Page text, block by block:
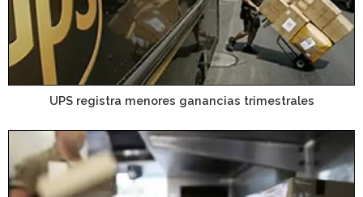
UPS registra menores ganancias trimestrales